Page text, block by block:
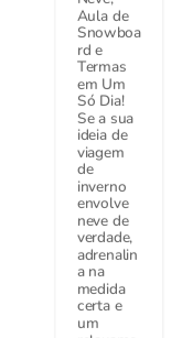
Aula de
Snowboa
rd e
Termas
em Um
Só Dia!
Se a sua
ideia de
viagem
de
inverno
envolve
neve de
verdade,
adrenalin
a na
medida
certa e
um